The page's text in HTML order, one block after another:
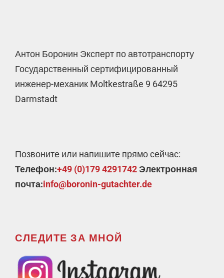
Антон Боронин Эксперт по автотранспорту
Государственный сертифицированный
инженер-механик Moltkestraße 9 64295
Darmstadt
Позвоните или напишите прямо сейчас:
Телефон:+49 (0)179 4291742Электронная
почта:info@boronin-gutachter.de
СЛЕДИТЕ ЗА МНОЙ